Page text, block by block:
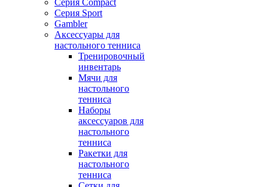
Серия Compact
Серия Sport
Gambler
Аксессуары для
настольного тенниса
Тренировочный
инвентарь
Мячи для
настольного
тенниса
Наборы
аксессуаров для
настольного
тенниса
Ракетки для
настольного
тенниса